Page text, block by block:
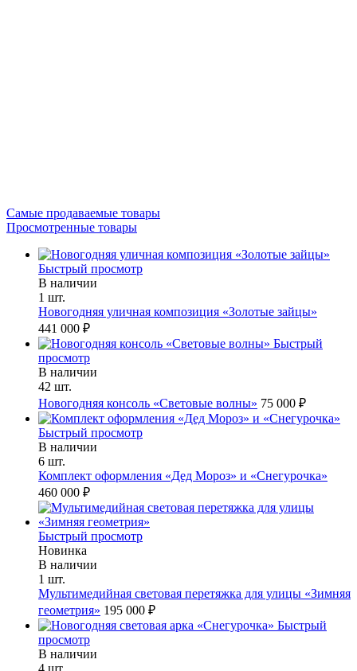
Самые продаваемые товары
Просмотренные товары
Быстрый просмотр
В наличии
1 шт.
Новогодняя уличная композиция «Золотые зайцы»
441 000 ₽
Быстрый
просмотр
В наличии
42 шт.
Новогодняя консоль «Световые волны» 75 000 ₽
Быстрый просмотр
В наличии
6 шт.
Комплект оформления «Дед Мороз» и «Снегурочка»
460 000 ₽
Быстрый просмотр
Новинка
В наличии
1 шт.
Мультимедийная световая перетяжка для улицы «Зимняя
геометрия» 195 000 ₽
Быстрый
просмотр
В наличии
4 шт.